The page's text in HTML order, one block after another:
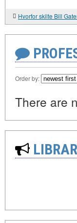
Hvorfor skilte Bill
Order by:
There are